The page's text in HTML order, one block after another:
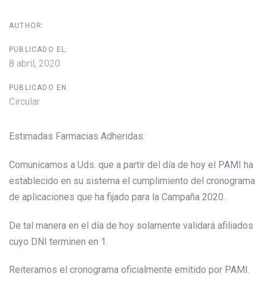
AUTHOR:
PUBLICADO EL:
8 abril, 2020
PUBLICADO EN:
Circular
Estimadas Farmacias Adheridas:
Comunicamos a Uds. que a partir del día de hoy el PAMI ha
establecido en su sistema el cumplimiento del cronograma
de aplicaciones que ha fijado para la Campaña 2020.
De tal manera en el día de hoy solamente validará afiliados
cuyo DNI terminen en 1.
Reiteramos el cronograma oficialmente emitido por PAMI.